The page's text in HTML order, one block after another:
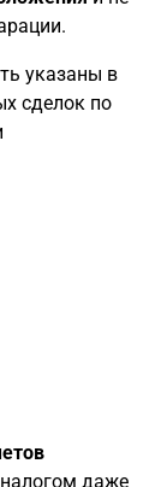
указаны в
сделок по
даже